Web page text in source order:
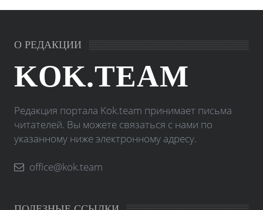
О РЕДАКЦИИ
KOK.TEAM
Редакция портала Kok.team принимает письма
читателей. Вы можете связаться с нами по
указанному ниже электронному адресу.
office@kok.team